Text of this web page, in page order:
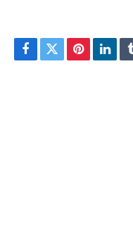
Facebook
TwitterPinterest